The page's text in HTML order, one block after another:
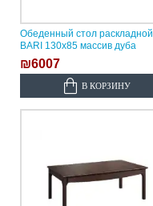
Обеденный стол раскладной
BARI 130х85 массив дуба
₪6007
В КОРЗИНУ